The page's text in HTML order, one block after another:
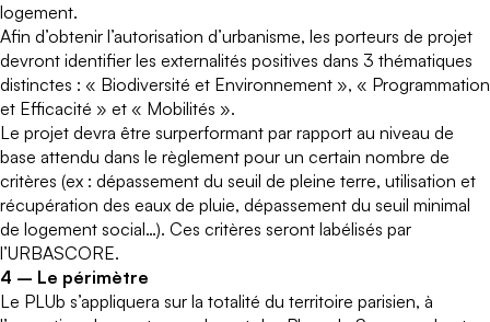
logement.
Afin d’obtenir l’autorisation d’urbanisme, les porteurs de projet
devront identifier les externalités positives dans 3 thématiques
distinctes : « Biodiversité et Environnement », « Programmation
et Efficacité » et « Mobilités ».
Le projet devra être surperformant par rapport au niveau de
base attendu dans le règlement pour un certain nombre de
critères (ex : dépassement du seuil de pleine terre, utilisation et
récupération des eaux de pluie, dépassement du seuil minimal
de logement social…). Ces critères seront labélisés par
l’URBASCORE.
4 – Le périmètre
Le PLUb s’appliquera sur la totalité du territoire parisien, à